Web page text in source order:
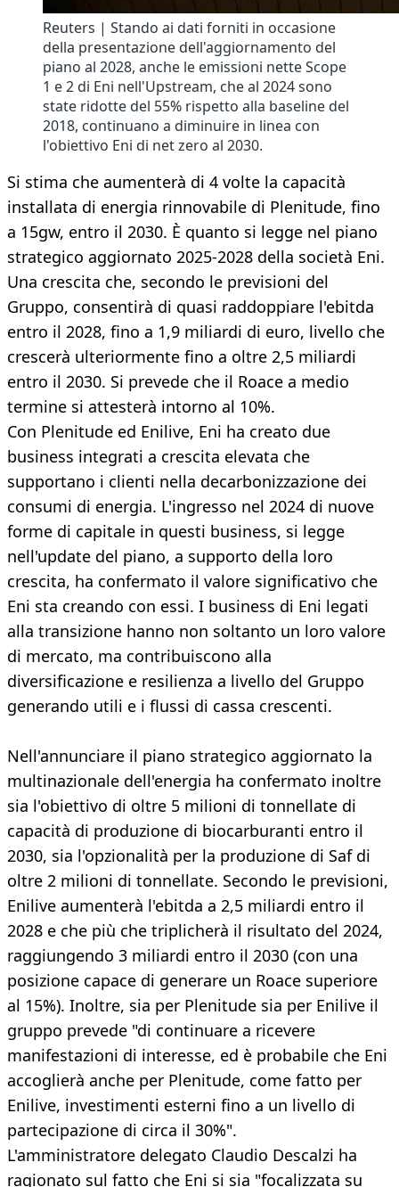
Reuters | Stando ai dati forniti in occasione
della presentazione dell'aggiornamento del
piano al 2028, anche le emissioni nette Scope
1 e 2 di Eni nell'Upstream, che al 2024 sono
state ridotte del 55% rispetto alla baseline del
2018, continuano a diminuire in linea con
l'obiettivo Eni di net zero al 2030.
Si stima che aumenterà di 4 volte la capacità
installata di energia rinnovabile di Plenitude, fino
a 15gw, entro il 2030. È quanto si legge nel piano
strategico aggiornato 2025-2028 della società Eni.
Una crescita che, secondo le previsioni del
Gruppo, consentirà di quasi raddoppiare l'ebitda
entro il 2028, fino a 1,9 miliardi di euro, livello che
crescerà ulteriormente fino a oltre 2,5 miliardi
entro il 2030. Si prevede che il Roace a medio
termine si attesterà intorno al 10%.
Con Plenitude ed Enilive, Eni ha creato due
business integrati a crescita elevata che
supportano i clienti nella decarbonizzazione dei
consumi di energia. L'ingresso nel 2024 di nuove
forme di capitale in questi business, si legge
nell'update del piano, a supporto della loro
crescita, ha confermato il valore significativo che
Eni sta creando con essi. I business di Eni legati
alla transizione hanno non soltanto un loro valore
di mercato, ma contribuiscono alla
diversificazione e resilienza a livello del Gruppo
generando utili e i flussi di cassa crescenti.
Nell'annunciare il piano strategico aggiornato la
multinazionale dell'energia ha confermato inoltre
sia l'obiettivo di oltre 5 milioni di tonnellate di
capacità di produzione di biocarburanti entro il
2030, sia l'opzionalità per la produzione di Saf di
oltre 2 milioni di tonnellate. Secondo le previsioni,
Enilive aumenterà l'ebitda a 2,5 miliardi entro il
2028 e che più che triplicherà il risultato del 2024,
raggiungendo 3 miliardi entro il 2030 (con una
posizione capace di generare un Roace superiore
al 15%). Inoltre, sia per Plenitude sia per Enilive il
gruppo prevede "di continuare a ricevere
manifestazioni di interesse, ed è probabile che Eni
accoglierà anche per Plenitude, come fatto per
Enilive, investimenti esterni fino a un livello di
partecipazione di circa il 30%".
L'amministratore delegato Claudio Descalzi ha
ragionato sul fatto che Eni si sia "focalizzata su